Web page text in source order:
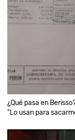
¿Qué pasa en
"Lo usan para